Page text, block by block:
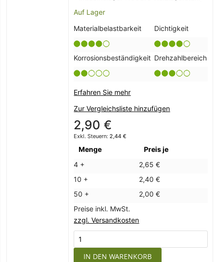
Auf Lager
Materialbelastbarkeit
Dichtigkeit
Korrosionsbeständigkeit Drehzahlbereich
Erfahren Sie mehr
Zur Vergleichsliste hinzufügen
2,90 €
2,44 €
Menge
Preis je
4 +
2,65 €
10 +
2,40 €
50 +
2,00 €
Preise inkl. MwSt.
zzgl. Versandkosten
IN DEN WARENKORB